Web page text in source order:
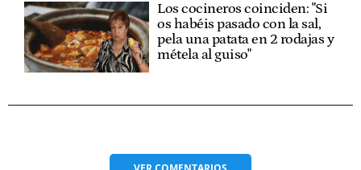
Los cocineros coinciden: "Si
os habéis pasado con la sal,
pela una patata en 2 rodajas y
métela al guiso"